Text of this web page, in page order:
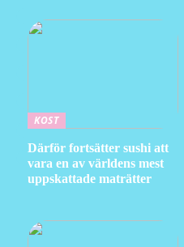
KOST
Därför fortsätter sushi att
vara en av världens mest
uppskattade maträtter